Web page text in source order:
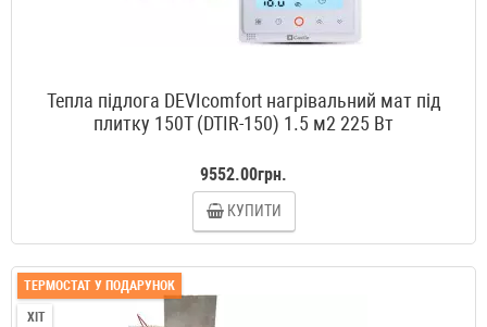
Тепла підлога DEVIcomfort нагрівальний мат під
плитку 150T (DTIR-150) 1.5 м2 225 Вт
9552.00грн.
КУПИТИ
ТЕРМОСТАТ У ПОДАРУНОК
ХІТ